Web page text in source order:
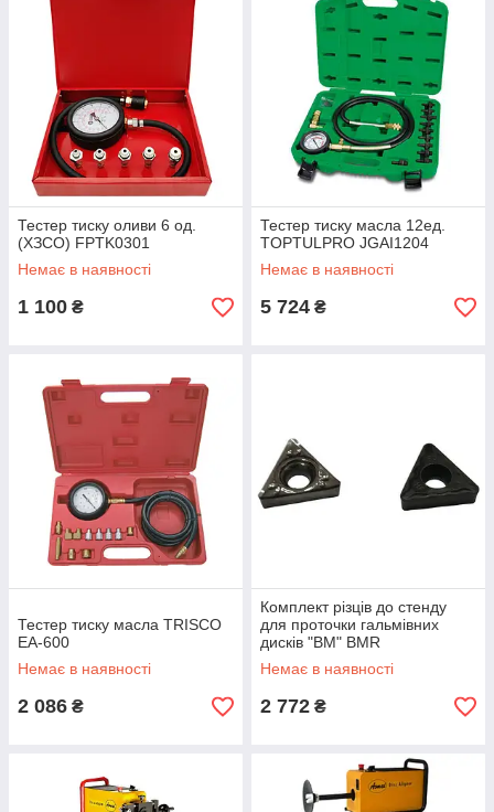
Тестер тиску оливи 6 од.
(ХЗСО) FPTK0301
Немає в наявності
1 100 ₴
Тестер тиску масла 12ед.
TOPTULPRO JGAI1204
Немає в наявності
5 724 ₴
Тестер тиску масла TRISCO
EA-600
Немає в наявності
2 086 ₴
Комплект різців до стенду
для проточки гальмівних
дисків "BM" BMR
Немає в наявності
2 772 ₴